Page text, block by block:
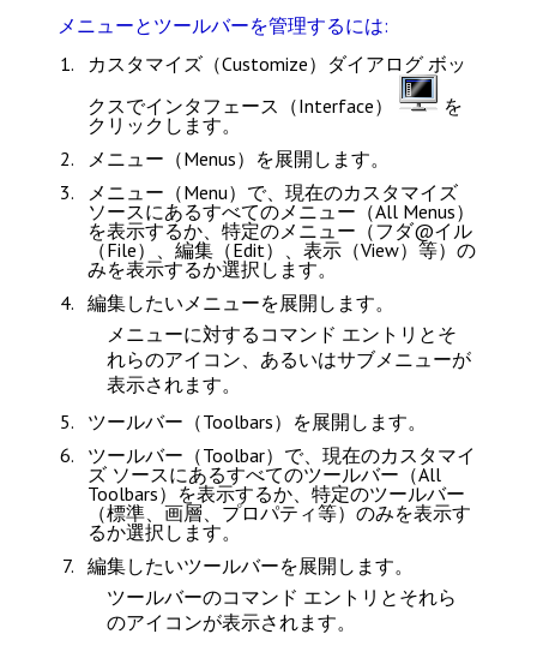
メニューとツールバーを管理するには:
カスタマイズ（Customize） ダイアログ ボッ
クスでインタフェース（Interface）
を
クリックします。
メニュー（Menus） を展開します。
メニュー（Menu） で、現在のカスタマイズ
ソースにあるすべてのメニュー（All Menus）
を表示するか、特定のメニュー（フダ@イル
（File）
、編集（Edit） 、表示（View）等）の
みを表示するか選択します。
編集したいメニューを展開します。
メニューに対するコマンド エントリとそ
れらのアイコン、あるいはサブメニューが
表示されます。
ツールバー（Toolbars） を展開します。
ツールバー（Toolbar） で、現在のカスタマイ
ズ ソースにあるすべてのツールバー（All
Toolbars） を表示するか、特定のツールバー
（標準、画層、プロパティ等）のみを表示す
るか選択します。
編集したいツールバーを展開します。
ツールバーのコマンド エントリとそれら
のアイコンが表示されます。